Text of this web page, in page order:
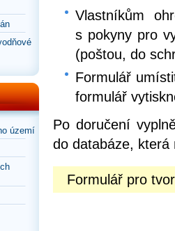
území
Vlastníkům
s pokyny pro
(poštou, do
Formulář
formulář
Po doručení
do databáze,
Formulář pro